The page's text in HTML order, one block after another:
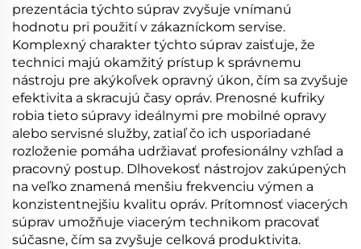
prezentácia týchto súprav zvyšuje vnímanú
hodnotu pri použití v zákazníckom servise.
Komplexný charakter týchto súprav zaisťuje, že
technici majú okamžitý prístup k správnemu
nástroju pre akýkoľvek opravný úkon, čím sa zvyšuje
efektivita a skracujú časy opráv. Prenosné kufriky
robia tieto súpravy ideálnymi pre mobilné opravy
alebo servisné služby, zatiaľ čo ich usporiadané
rozloženie pomáha udržiavať profesionálny vzhľad a
pracovný postup. Dlhovekosť nástrojov zakúpených
na veľko znamená menšiu frekvenciu výmen a
konzistentnejšiu kvalitu opráv. Prítomnosť viacerých
súprav umožňuje viacerým technikom pracovať
súčasne, čím sa zvyšuje celková produktivita.